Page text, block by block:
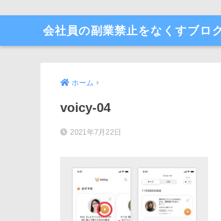
会社員の副業禁止をなくすブロ
ホーム
voicy-04
2021年7月22日